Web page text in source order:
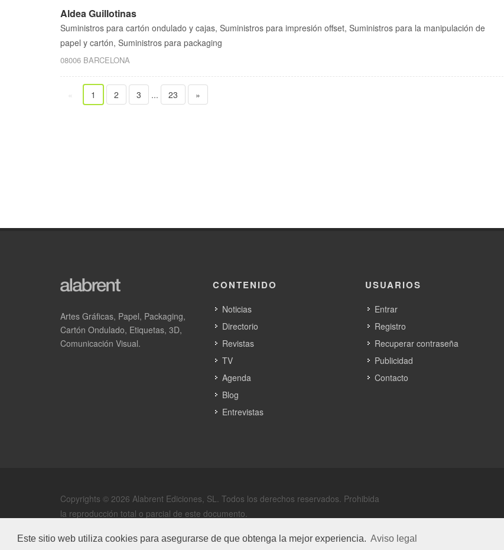
Este sitio web utiliza cookies para asegurarse de que obtenga la mejor experiencia. Aviso legal
Aldea Guillotinas
Suministros para cartón ondulado y cajas, Suministros para impresión offset, Suministros para la manipulación de
papel y cartón, Suministros para packaging
08006 BARCELONA
« 1 2 3 ... 23 »
Artes Gráficas, Papel, Packaging,
Cartón Ondulado, Etiquetas, 3D,
Comunicación Visual.
CONTENIDO
Noticias
Directorio
Revistas
TV
Agenda
Blog
Entrevistas
USUARIOS
Entrar
Registro
Recuperar contraseña
Publicidad
Contacto
Copyrights © 2026 Alabrent Ediciones, SL. Todos los derechos reservados. Prohibida
la reproducción total o parcial de este documento.